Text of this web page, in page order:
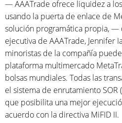
— AAATrade ofrece liquidez a
usando la puerta de enlace de
solución programática propia, —
ejecutiva de AAATrade, Jennifer
minoristas de la compañía
plataforma multimercado
bolsas mundiales. Todas las
el sistema de enrutamiento SOR
que posibilita una mejor
acuerdo con la directiva MiFID II.